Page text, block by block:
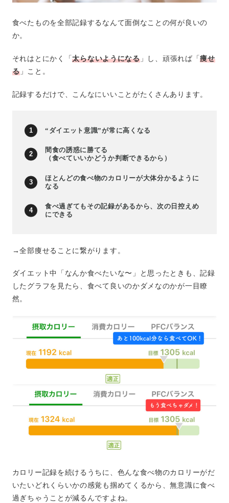
食べたものを全部記録するなんて面倒なことの何が良いの
か。
それはとにかく「太らないようになる」し、頑張れば「痩せ
る」こと。
記録するだけで、こんなにいいことがたくさんあります。
“ダイエット意識”が常に高くなる
間食の誘惑に勝てる
（食べていいかどうか判断できるから）
ほとんどの食べ物のカロリーが大体分かるように
なる
食べ過ぎてもその記録があるから、次の日控えめ
にできる
→全部痩せることに繋がります。
ダイエット中「なんか食べたいな〜」と思ったときも、記録
したグラフを見たら、食べて良いのかダメなのかが一目瞭
然。
カロリー記録を続けるうちに、色んな食べ物のカロリーがだ
いたいどれくらいかの感覚も掴めてくるから、無意識に食べ
過ぎちゃうことが減るんですよね。